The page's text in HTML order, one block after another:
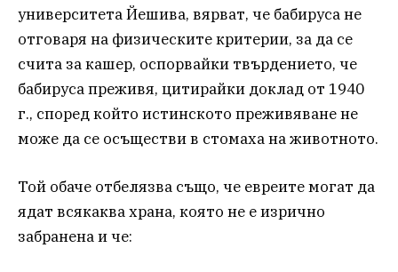
университета Йешива, вярват, че бабируса не
отговаря на физическите критерии, за да се
счита за кaшер, оспорвайки твърдението, че
бабируса преживя, цитирайки доклад от 1940
г., според който истинското преживяване не
може да се осъществи в стомаха на животното.
Той обаче отбелязва също, че евреите могат да
ядат всякаква храна, която не е изрично
забранена и че: